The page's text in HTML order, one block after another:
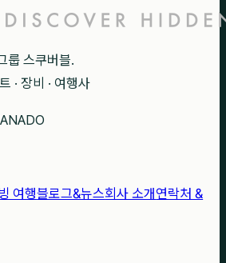
룹 스쿠버블.
· 장비 · 여행사
여행블로그&뉴스회사 소개 연락처 &